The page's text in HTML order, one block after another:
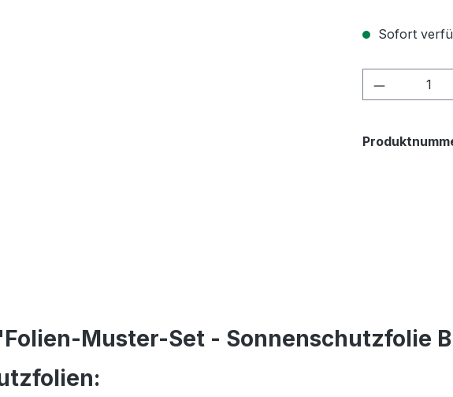
Sofort
Produkt
Muster-Set - Sonnenschutzfolie